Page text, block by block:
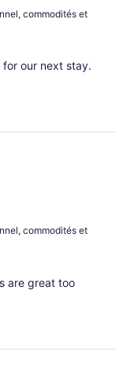
commodités et
for our next stay.
commodités et
are great too